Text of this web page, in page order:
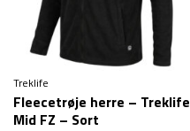
Treklife
Fleecetrøje herre – Treklife
Mid FZ – Sort